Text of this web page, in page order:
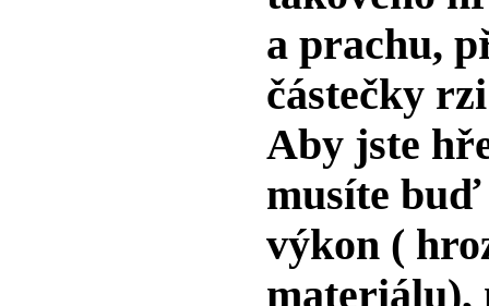
a prachu,
částečky
Aby jste
musíte
výkon (
materiálu),